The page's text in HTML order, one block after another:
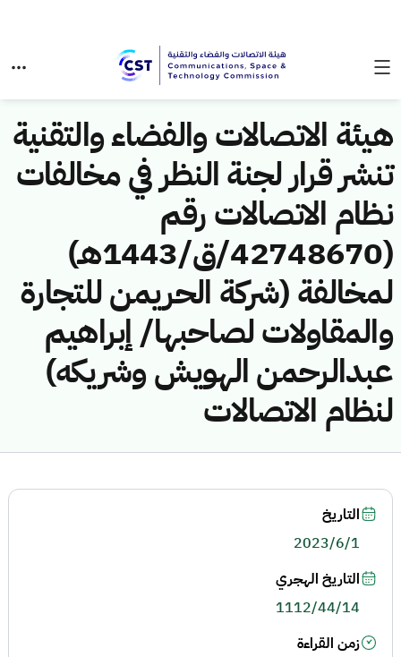
هيئة الاتصالات والفضاء والتقنية
تنشر قرار لجنة النظر في مخالفات
نظام الاتصالات رقم
(42748670/ق/1443هـ)
لمخالفة (شركة الحريمن للتجارة
والمقاولات لصاحبها/ إبراهيم
عبدالرحمن الهويش وشريكه)
لنظام الاتصالات
التاريخ
2023/6/1
التاريخ الهجري
1112/44/14
زمن القراءة